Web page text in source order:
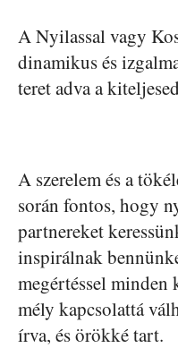
A Nyilassal vagy
dinamikus és
teret adva a
A szerelem és a
során fontos, hogy
partnereket
inspirálnak
megértéssel minden
mély kapcsolattá
írva, és örökké tart.